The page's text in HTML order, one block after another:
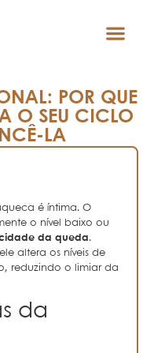
POR QUE
O SEU CICLO
LA
é íntima. O
o nível baixo ou
da queda.
altera os níveis de
reduzindo o limiar da
da